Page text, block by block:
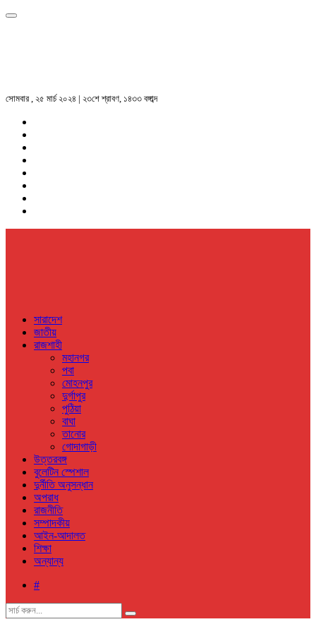
সোমবার , ২৫ মার্চ ২০২৪ | ২৩শে শ্রাবণ, ১৪৩৩ বঙ্গাব্দ
সারাদেশ
জাতীয়
রাজশাহী
মহানগর
পবা
মোহনপুর
দুর্গাপুর
পুঠিয়া
বাঘা
তানোর
গোদাগাড়ী
উত্তরবঙ্গ
বুলেটিন স্পেশাল
দুর্নীতি অনুসন্ধান
অপরাধ
রাজনীতি
সম্পাদকীয়
আইন-আদালত
শিক্ষা
অন্যান্য
#